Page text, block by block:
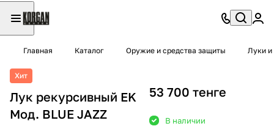
Главная Каталог Оружие и средства защиты Луки и
Хит
Лук рекурсивный EK
Мод. BLUE JAZZ
53 700 тенге
В наличии